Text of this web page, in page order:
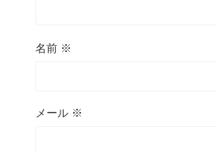
名前 ※
メール ※